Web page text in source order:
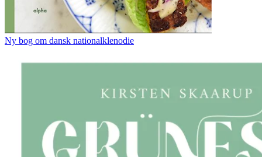
Ny bog om dansk nationalklenodie